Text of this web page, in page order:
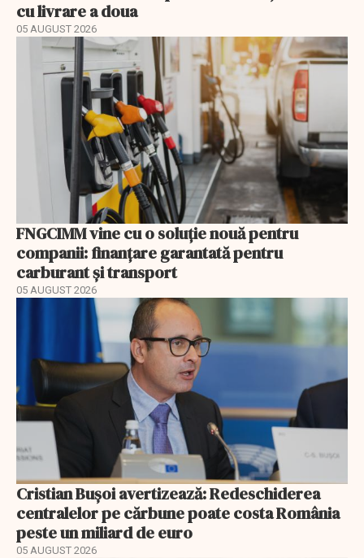
cu livrare a doua
05 AUGUST 2026
FNGCIMM vine cu o soluție nouă pentru
companii: finanțare garantată pentru
carburant și transport
05 AUGUST 2026
Cristian Bușoi avertizează: Redeschiderea
centralelor pe cărbune poate costa România
peste un miliard de euro
05 AUGUST 2026